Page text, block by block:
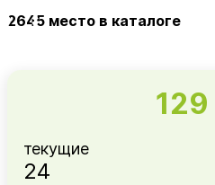
2645 место в каталоге
129
текущие
24